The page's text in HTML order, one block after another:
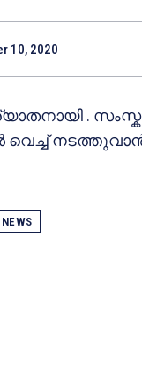
10, 2020
.
നടത്തുവാൻ
NEWS